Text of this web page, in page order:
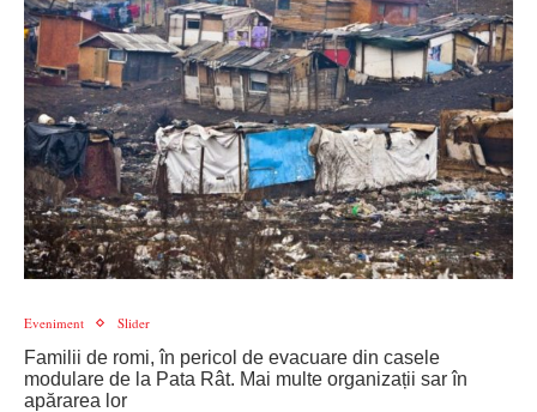
Eveniment Slider
Familii de romi, în pericol de evacuare din casele
modulare de la Pata Rât. Mai multe organizații sar în
apărarea lor